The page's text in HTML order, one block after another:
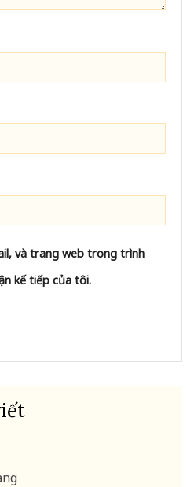
và trang web trong trình
kế tiếp của tôi.